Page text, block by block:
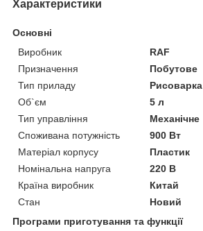
Характеристики
Основні
Виробник
RAF
Призначення
Побутове
Тип приладу
Рисоварка
Об`єм
5 л
Тип управління
Механічне
Споживана потужність
900 Вт
Матеріал корпусу
Пластик
Номінальна напруга
220 В
Країна виробник
Китай
Стан
Новий
Програми приготування та функції